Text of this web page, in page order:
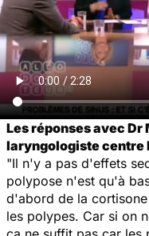
Les réponses avec
laryngologiste centre
"Il n'y a pas d'effets
polypose n'est qu'à
d'abord de la
les polypes. Car si on